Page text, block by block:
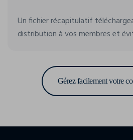
Un fichier récapitulatif
distribution à vos membres et
Gérez facilement votre